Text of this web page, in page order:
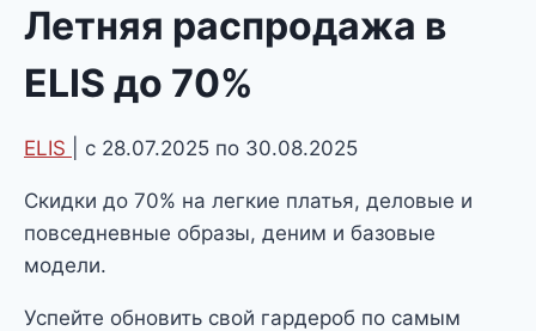
Летняя распродажа в
ELIS до 70%
ELIS | с 28.07.2025 по 30.08.2025
Скидки до 70% на легкие платья, деловые и
повседневные образы, деним и базовые
модели.
Успейте обновить свой гардероб по самым